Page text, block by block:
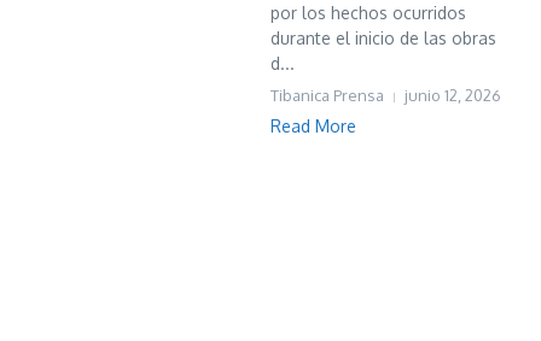
por los hechos ocurridos
durante el inicio de las obras
d...
Tibanica Prensa junio 12, 2026
Read More